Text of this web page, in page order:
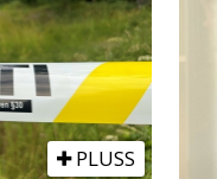
PLUSS